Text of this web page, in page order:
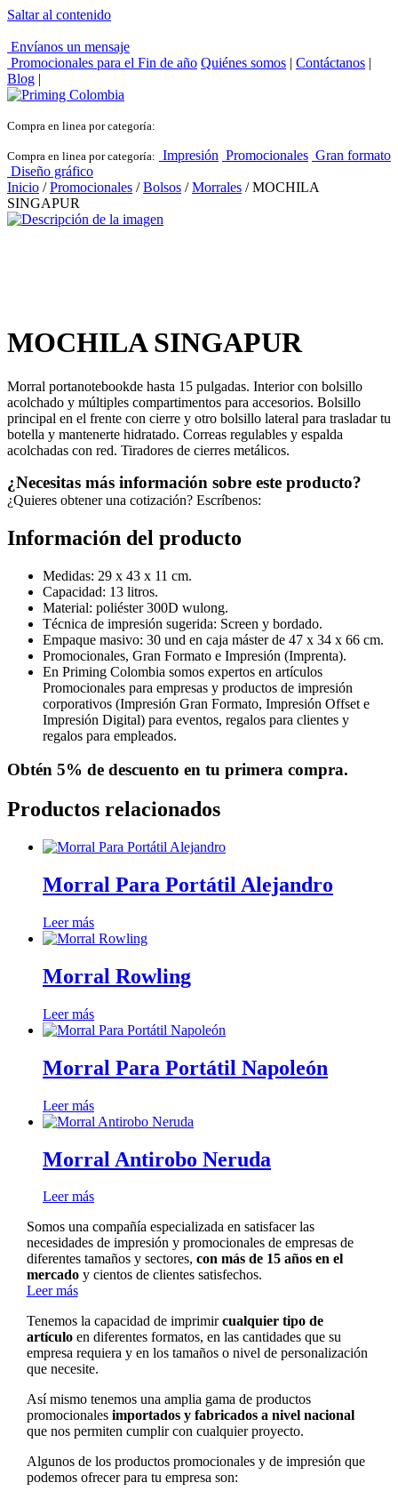
Saltar al contenido
Envíanos un mensaje
Promocionales para el Fin de año Quiénes somos | Contáctanos |
Blog |
Compra en linea por categoría:
Compra en linea por categoría: Impresión Promocionales Gran formato
Diseño gráfico
Inicio /Promocionales /Bolsos /Morrales / MOCHILA
SINGAPUR
MOCHILA SINGAPUR
Morral portanotebookde hasta 15 pulgadas. Interior con bolsillo
acolchado y múltiples compartimentos para accesorios. Bolsillo
principal en el frente con cierre y otro bolsillo lateral para trasladar tu
botella y mantenerte hidratado. Correas regulables y espalda
acolchadas con red. Tiradores de cierres metálicos.
¿Necesitas más información sobre este producto?
¿Quieres obtener una cotización? Escríbenos:
Información del producto
Medidas: 29 x 43 x 11 cm.
Capacidad: 13 litros.
Material: poliéster 300D wulong.
Técnica de impresión sugerida: Screen y bordado.
Empaque masivo: 30 und en caja máster de 47 x 34 x 66 cm.
Promocionales, Gran Formato e Impresión (Imprenta).
En Priming Colombia somos expertos en artículos
Promocionales para empresas y productos de impresión
corporativos (Impresión Gran Formato, Impresión Offset e
Impresión Digital) para eventos, regalos para clientes y
regalos para empleados.
Obtén 5% de descuento en tu primera compra.
Productos relacionados
Morral Para Portátil Alejandro
Leer más
Morral Rowling
Leer más
Morral Para Portátil Napoleón
Leer más
Morral Antirobo Neruda
Leer más
Somos una compañía especializada en satisfacer las
necesidades de impresión y promocionales de empresas de
diferentes tamaños y sectores, con más de 15 años en el
mercadoy cientos de clientes satisfechos.
Leer más
Tenemos la capacidad de imprimircualquier tipo de
artículoen diferentes formatos, en las cantidades que su
empresa requiera y en los tamaños o nivel de personalización
que necesite.
Así mismo tenemos una amplia gama de productos
promocionales importados y fabricados a nivel nacional
que nos permiten cumplir con cualquier proyecto.
Algunos de los productos promocionales y de impresión que
podemos ofrecer para tu empresa son: